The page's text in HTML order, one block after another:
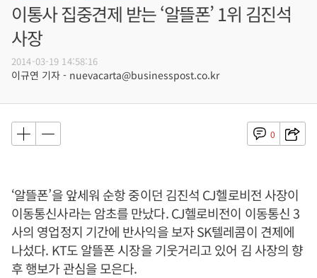
이통사 집중견제 받는 ‘알뜰폰’ 1위 김진석
사장
2014-03-19 14:58:16
이규연 기자 - nuevacarta@businesspost.co.kr
0
‘알뜰폰’을 앞세워 순항 중이던 김진석 CJ헬로비전 사장이
이동통신사라는 암초를 만났다. CJ헬로비전이 이동통신 3
사의 영업정지 기간에 반사익을 보자 SK텔레콤이 견제에
나섰다. KT도 알뜰폰 시장을 기웃거리고 있어 김 사장의 향
후 행보가 관심을 모은다.